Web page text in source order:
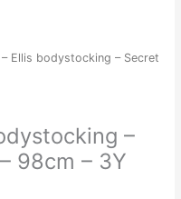
– Ellis bodystocking – Secret
–
98cm – 3Y